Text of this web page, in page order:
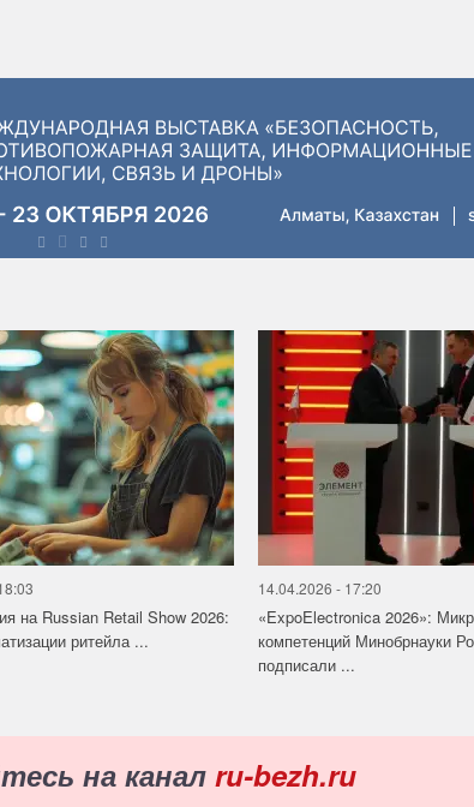
на Russian Retail Show 2026:
ритейла ...
14.04.2026 - 17:20
«ExpoElectronica 2026»:
компетенций Минобрнауки
подписали ...
на канал ru-bezh.ru